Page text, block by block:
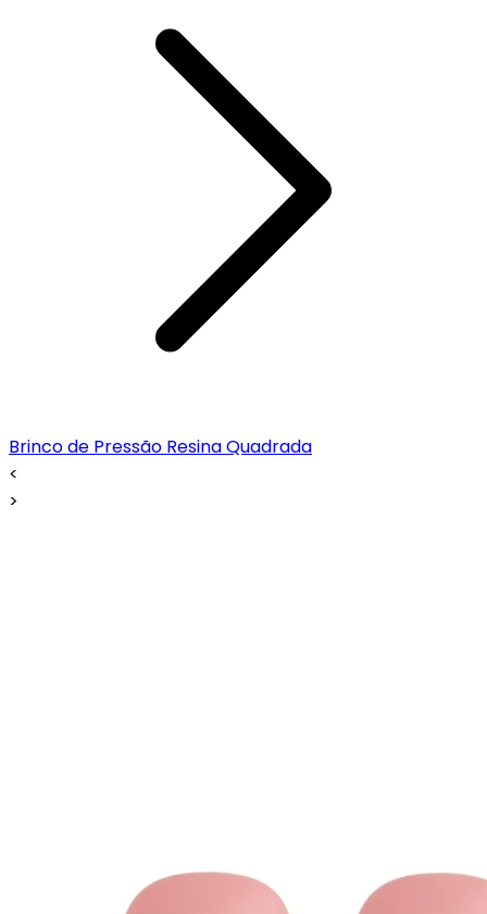
Brinco de Pressão Resina Quadrada
<
>